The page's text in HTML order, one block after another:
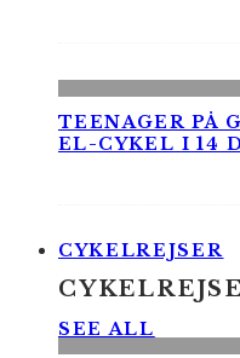
TEENAGER PÅ
EL-CYKEL I 14
CYKELREJSER
SEE ALL